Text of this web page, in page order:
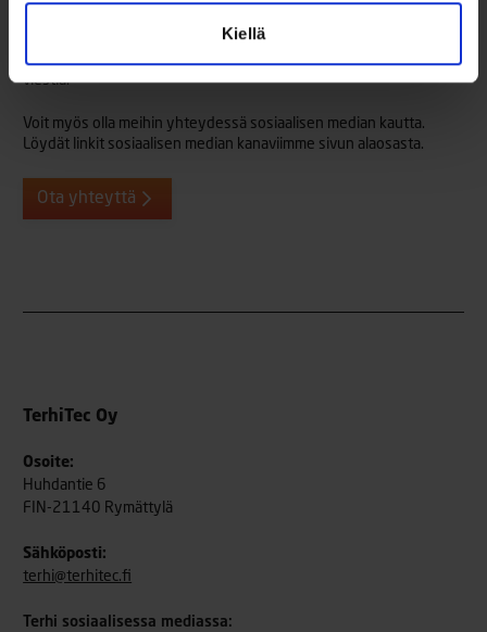
Kiellä
kaipaamaan jotain tietoja tai muuten haluat antaa palautetta tai
vaikkapa jakaa käyttökokemuksia kanssamme, laitathan rohkeasti
viestiä.
Voit myös olla meihin yhteydessä sosiaalisen median kautta.
Löydät linkit sosiaalisen median kanaviimme sivun alaosasta.
Ota yhteyttä
TerhiTec Oy
Osoite:
Huhdantie 6
FIN-21140 Rymättylä
Sähköposti:
terhi@terhitec.fi
Terhi sosiaalisessa mediassa: